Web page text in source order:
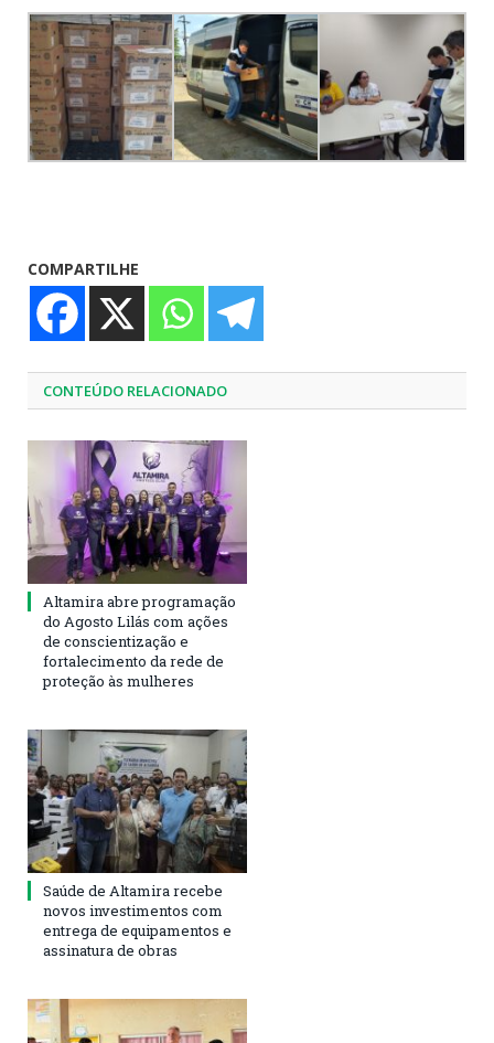
COMPARTILHE
CONTEÚDO RELACIONADO
Altamira abre programação
do Agosto Lilás com ações
de conscientização e
fortalecimento da rede de
proteção às mulheres
Saúde de Altamira recebe
novos investimentos com
entrega de equipamentos e
assinatura de obras